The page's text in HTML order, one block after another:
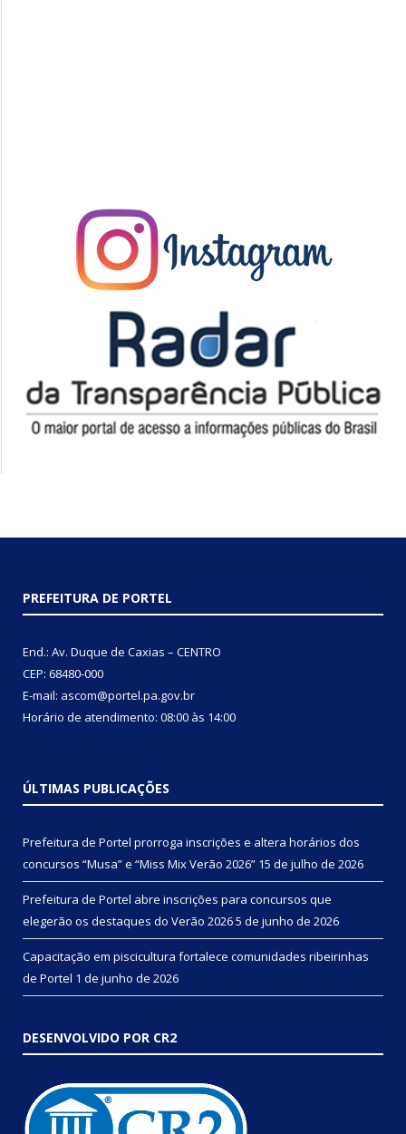
PREFEITURA DE PORTEL
End.: Av. Duque de Caxias – CENTRO
CEP: 68480-000
E-mail: ascom@portel.pa.gov.br
Horário de atendimento: 08:00 às 14:00
ÚLTIMAS PUBLICAÇÕES
Prefeitura de Portel prorroga inscrições e altera horários dos
concursos “Musa” e “Miss Mix Verão 2026” 15 de julho de 2026
Prefeitura de Portel abre inscrições para concursos que
elegerão os destaques do Verão 20265 de junho de 2026
Capacitação em piscicultura fortalece comunidades ribeirinhas
de Portel 1 de junho de 2026
DESENVOLVIDO POR CR2